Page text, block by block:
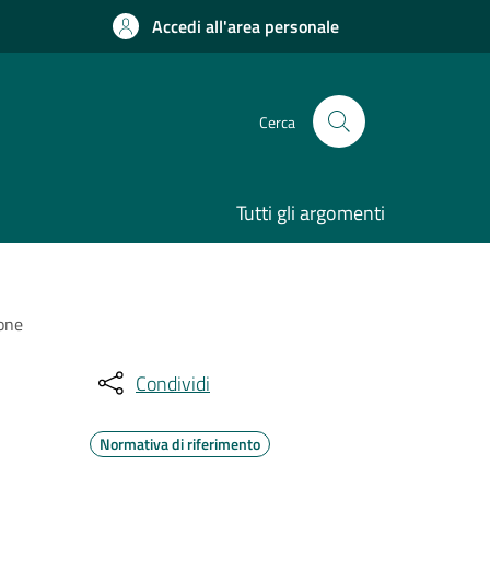
Accedi all'area personale
Cerca
Tutti gli argomenti
Condividi
Normativa di riferimento